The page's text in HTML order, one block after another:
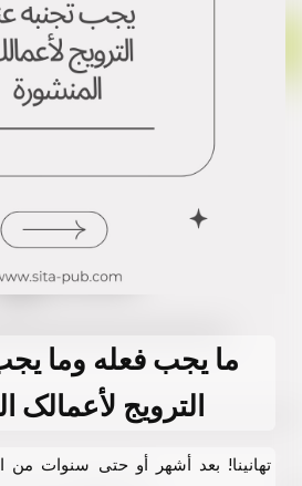
ما یجب فعله وما
الترویج لأعمالک
تهانینا! بعد أشهر أو حتى سنوات من